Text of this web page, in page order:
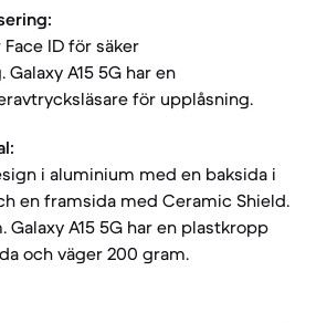
Face ID för säker
A15 5G har en
för upplåsning.
i aluminium med en baksida i
en framsida med Ceramic Shield.
Galaxy A15 5G har en plastkropp
och väger 200 gram.